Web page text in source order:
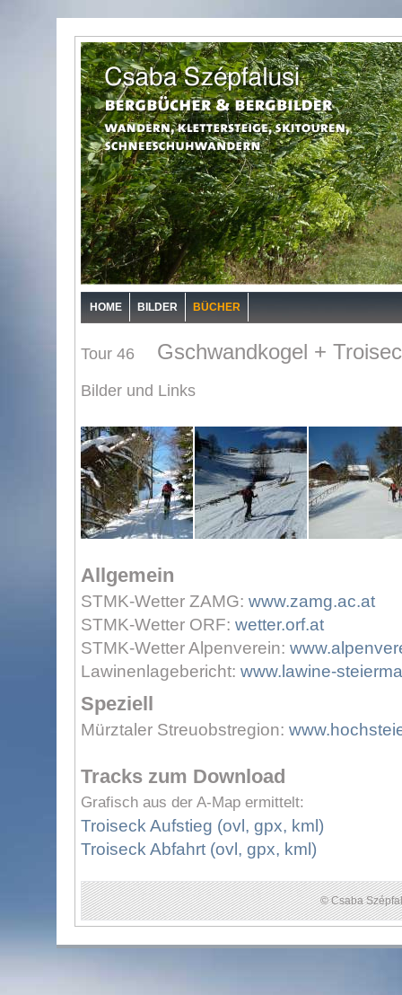
HOME BILDER BÜCHER
Tour 46 Gschwandkogel +
Bilder und Links
Allgemein
STMK-Wetter ZAMG: www.zamg.ac.at
STMK-Wetter ORF: wetter.orf.at
STMK-Wetter Alpenverein:
Lawinenlagebericht: www.lawine-
Speziell
Mürztaler Streuobstregion:
Tracks zum Download
Grafisch aus der A-Map ermittelt:
Troiseck Aufstieg (ovl, gpx, kml)
Troiseck Abfahrt (ovl, gpx, kml)
© Csaba